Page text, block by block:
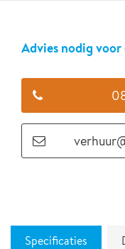
Advies nodig
Specificaties